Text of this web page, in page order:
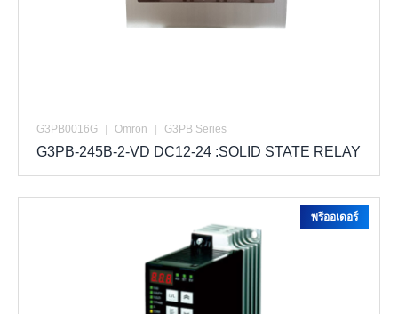
G3PB0016G Omron G3PB Series
G3PB-245B-2-VD DC12-24 :SOLID STATE RELAY
พรีออเดอร์